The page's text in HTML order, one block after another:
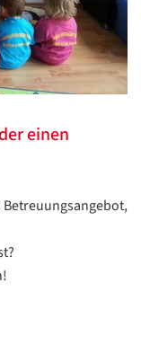
einen